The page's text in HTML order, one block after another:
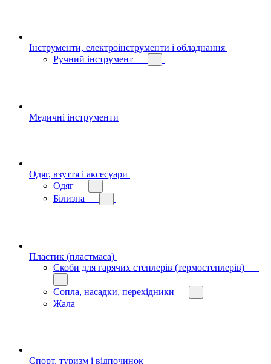
Інструменти, електроінструменти і обладнання
Ручний інструмент
Медичні інструменти
Одяг, взуття і аксесуари
Одяг
Білизна
Пластик (пластмаса)
Скоби для гарячих степлерів (термостеплерів)
Сопла, насадки, перехідники
Жала
Спорт, туризм і відпочинок